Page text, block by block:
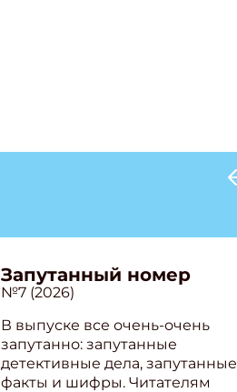
Запутанный номер
№7 (2026)
В выпуске все очень-очень
запутанно: запутанные
детективные дела, запутанные
факты и шифры. Читателям